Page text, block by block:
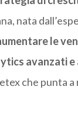
nata
le
avanzati
che punta